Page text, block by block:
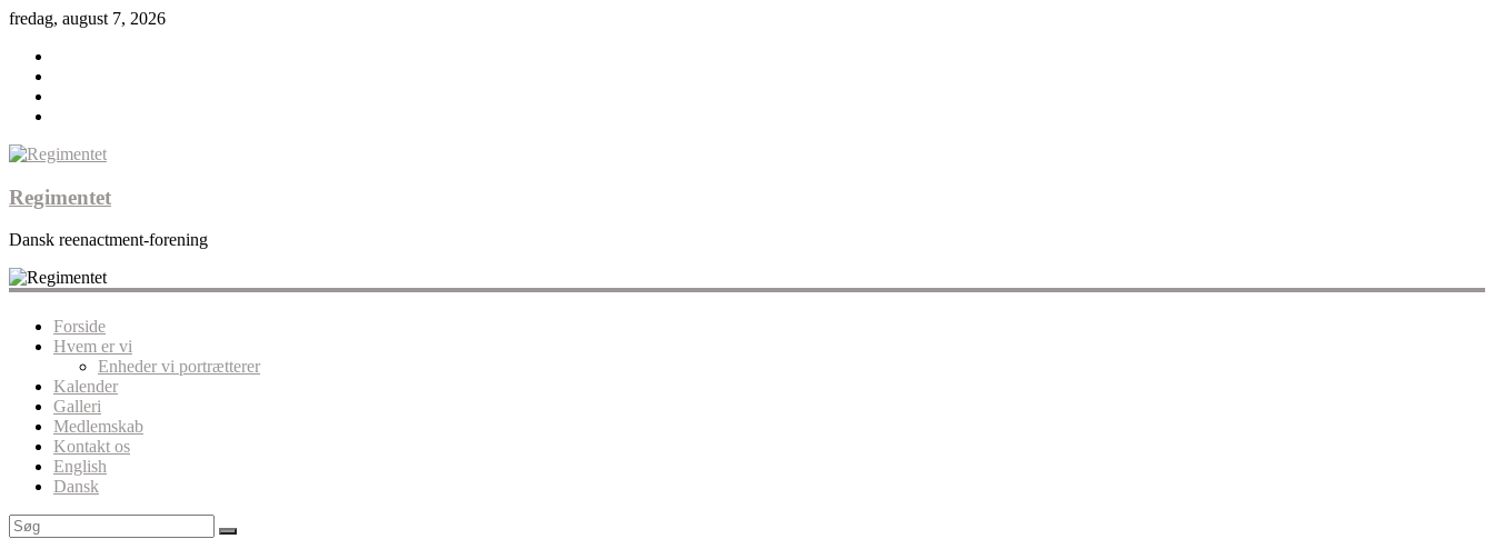
fredag, august 7, 2026
Regimentet
Dansk reenactment-forening
Forside
Hvem er vi
Enheder vi portrætterer
Kalender
Galleri
Medlemskab
Kontakt os
English
Dansk